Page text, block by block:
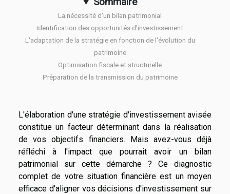
La nécessité d'un bilan patrimonial
Identification des opportunités d'investissement
L'adaptation de la stratégie en fonction de l'évolution du
patrimoine
Optimisation fiscale et structurelle
Préparation de la transmission du patrimoine
L'élaboration d'une stratégie d'investissement avisée
constitue un facteur déterminant dans la réalisation
de vos objectifs financiers. Mais avez-vous déjà
réfléchi à l'impact que pourrait avoir un bilan
patrimonial sur cette démarche ? Ce diagnostic
complet de votre situation financière est un moyen
efficace d'aligner vos décisions d'investissement sur